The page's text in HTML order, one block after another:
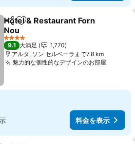
シェアお気に入りに追加
Hotel & Restaurant Forn
Nou
4 ホテルのランク
9.1 大満足
1,770
アルタ, ソン セルベーラまで7.8 km
魅力的な個性的なデザインのお部屋
料金を表示